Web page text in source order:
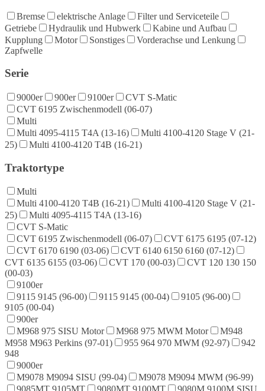
Bremse elektrische Anlage
Filter und Serviceteile
Getriebe
Hydraulik und Hubwerk
Kabine und Aufbau
Kupplung
Motor Sonstiges
Vorderachse und Lenkung
Zapfwelle
Serie
9000er 900er 9100er
CVT S-Matic
CVT 6195 Zwischenmodell (06-07)
Multi
Multi 4095-4115 T4A (13-16)
Multi 4100-4120 Stage V (21-
25)
Multi 4100-4120 T4B (16-21)
Traktortype
Multi
Multi 4100-4120 T4B (16-21)
Multi 4100-4120 Stage V (21-
25)
Multi 4095-4115 T4A (13-16)
CVT S-Matic
CVT 6195 Zwischenmodell (06-07)
CVT 6175 6195 (07-12)
CVT 6170 6190 (03-06)
CVT 6140 6150 6160 (07-12)
CVT 6135 6155 (03-06)
CVT 170 (00-03)
CVT 120 130 150
(00-03)
9100er
9115 9145 (96-00)
9115 9145 (00-04)
9105 (96-00)
9105 (00-04)
900er
M968 975 SISU Motor
M968 975 MWM Motor
M948
M958 M963 Perkins (97-01)
955 964 970 MWM (92-97)
942
948
9000er
M9078 M9094 SISU (99-04)
M9078 M9094 MWM (96-99)